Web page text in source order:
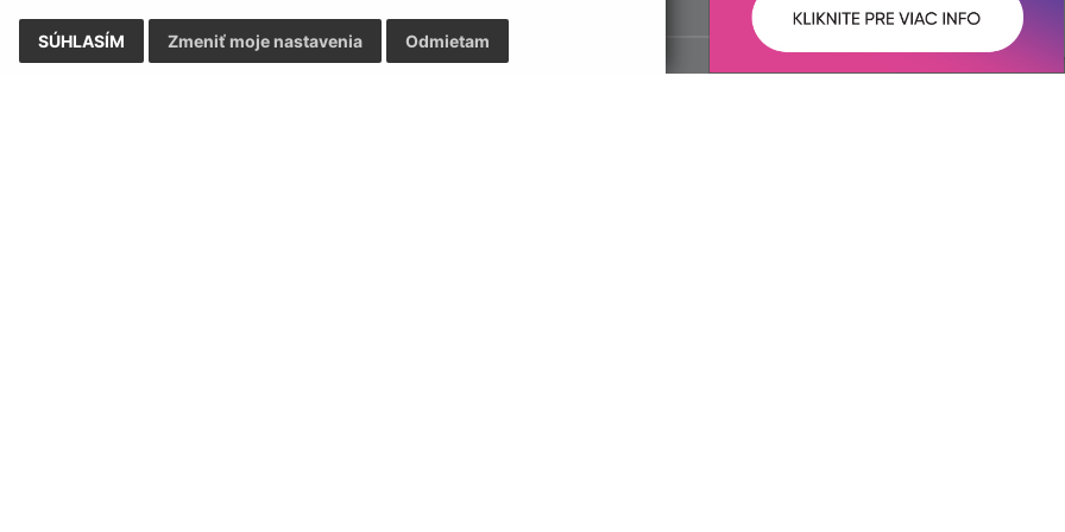
SÚHLASÍM Odmietam
Zmeniť moje nastavenia